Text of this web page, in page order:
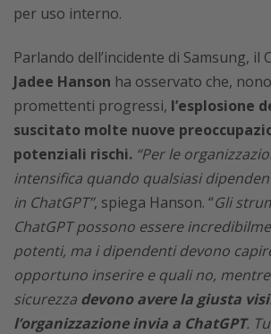
per uso interno.
Parlando dell’incidente di Samsung, il
Jadee Hanson ha osservato che,
promettenti progressi, l’esplosione
suscitato molte nuove
potenziali rischi. “Per le
intensifica quando qualsiasi
in ChatGPT”, spiega Hanson. “Gli
ChatGPT possono essere
potenti, ma i dipendenti devono
opportuno inserire e quali no,
sicurezza devono avere la giusta
l’organizzazione invia a ChatGPT.